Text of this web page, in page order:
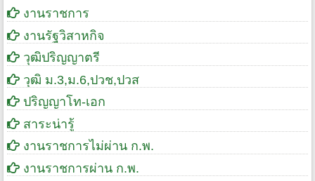
งานราชการ
งานรัฐวิสาหกิจ
วุฒิปริญญาตรี
วุฒิ ม.3,ม.6,ปวช,ปวส
ปริญญาโท-เอก
สาระน่ารู้
งานราชการไม่ผ่าน ก.พ.
งานราชการผ่าน ก.พ.